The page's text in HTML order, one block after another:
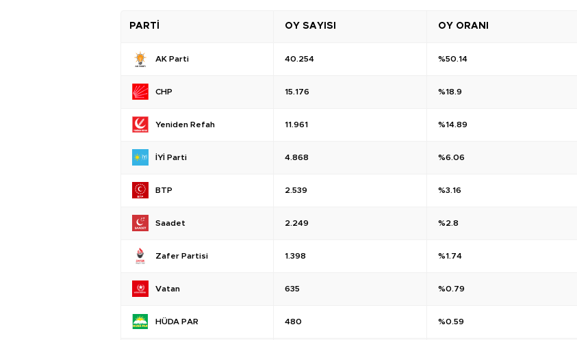
PARTİ OY SAYISI OY ORANI
AK Parti 40.254 %50.14
CHP 15.176 %18.9
Yeniden Refah 11.961 %14.89
İYİ Parti 4.868 %6.06
BTP 2.539 %3.16
Saadet 2.249 %2.8
Zafer Partisi 1.398 %1.74
Vatan 635 %0.79
HÜDA PAR 480 %0.59